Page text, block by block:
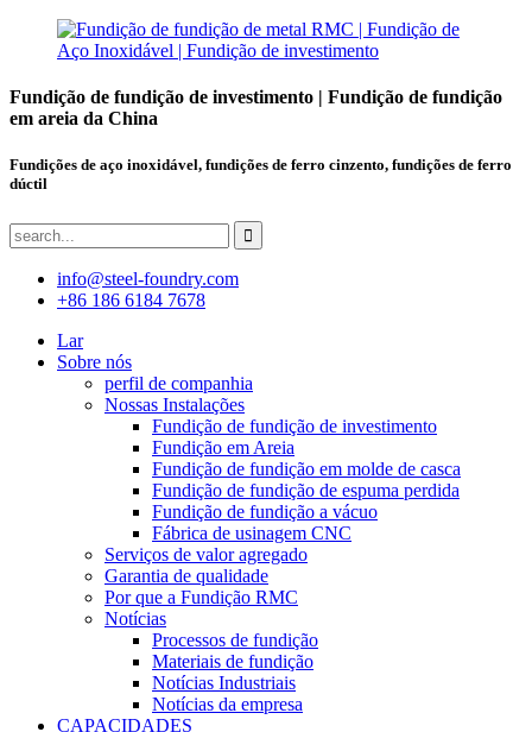
Fundição de fundição de investimento | Fundição de fundição
em areia da China
Fundições de aço inoxidável, fundições de ferro cinzento, fundições de ferro
dúctil
info@steel-foundry.com
+86 186 6184 7678
Lar
Sobre nós
perfil de companhia
Nossas Instalações
Fundição de fundição de investimento
Fundição em Areia
Fundição de fundição em molde de casca
Fundição de fundição de espuma perdida
Fundição de fundição a vácuo
Fábrica de usinagem CNC
Serviços de valor agregado
Garantia de qualidade
Por que a Fundição RMC
Notícias
Processos de fundição
Materiais de fundição
Notícias Industriais
Notícias da empresa
CAPACIDADES